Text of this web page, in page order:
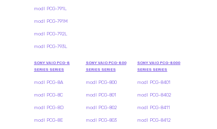
modl PCG-791L
modl PCG-791M
modl PCG-792L
modl PCG-793L
SONY VAIO PCG-8
SERIES SERIES
modl PCG-8A
modl PCG-8C
modl PCG-8D
modl PCG-8E
SONY VAIO PCG-800
SERIES SERIES
modl PCG-800
modl PCG-801
modl PCG-802
modl PCG-803
SONY VAIO PCG-8000
SERIES SERIES
modl PCG-8401
modl PCG-8402
modl PCG-8411
modl PCG-8412